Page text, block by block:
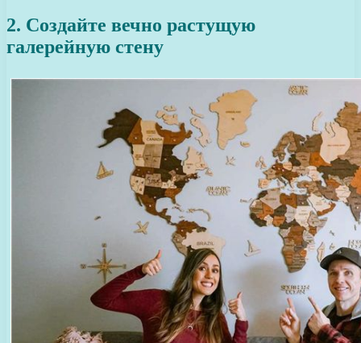
2. Создайте вечно растущую
галерейную стену